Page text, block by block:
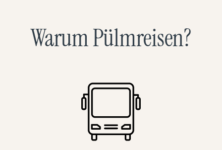
Warum Pülmreisen?